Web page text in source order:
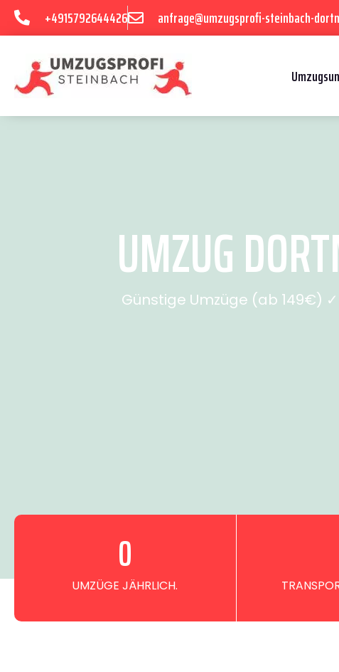
+4915792644426 anfrage@umzugsprofi-steinbach-
UMZUG
Günstige Umzüge (ab 149€)
UMZÜGE JÄHRLICH.
0